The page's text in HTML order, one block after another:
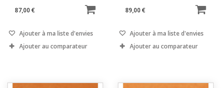
87,00 €
Ajouter à ma liste d'envies
Ajouter au comparateur
89,00 €
Ajouter à ma liste d'envies
Ajouter au comparateur